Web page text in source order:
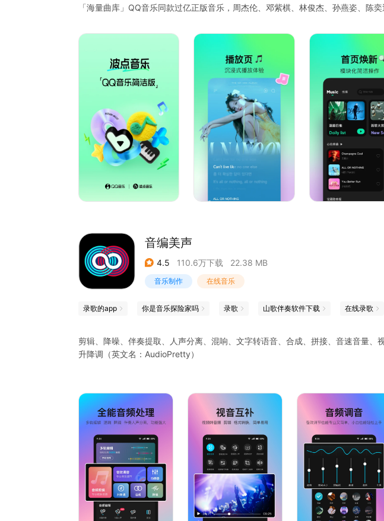
「海量曲库」QQ音乐同款过亿正版音乐，周杰伦、邓紫棋、林俊杰、孙燕姿、陈
摇滚，从大众流行到小众宝藏、从新歌热歌到怀旧金曲，为你的耳朵带来一场舒适
「极简操作」一键进入即可听歌，免去找歌烦恼！
「心流音乐推荐」比你自己更了解你的音乐口味，为你的听觉过程频频制造惊喜！
「趣味电台」24小时音乐场景电台应用，从学习到睡眠、从通勤、跑步到开车、
间线；更有学习自习室，让顶流艺人陪你一起沉浸学习！
「潮酷播放器」追星小神器，用贴纸谷子装扮自己的播放器，你粉谁一目了然；
「沉浸式音乐背景」用你的视频故事作为音乐视频，让自己沉浸在音乐的氛围中，
音编美声
4.5 110.6万下载 22.38 MB
音乐制作 在线音乐
录歌的app 你是音乐探险家吗 录歌 山歌伴奏软件下载 在线录歌
剪辑、降噪、伴奏提取、人声分离、混响、文字转语音、合成、拼接、音速音量、
升降调（英文名：AudioPretty）
【歌曲合成】：背景音乐与人声混合
【剪辑】：剪辑部分音频或删除音频部分
【音效】：加音效，如和声/混响/高低音/黑胶唱片/音乐厅/录音棚等
【伴奏提取】：完美分离音乐中伴奏和人声
【拼接】：不同音轨拼接成为一个连续的音频
【自然音效】：音效素材免费下载，如鸟叫/猫叫/流水/昆虫/乐器/铃声等
【录音】：录制音频，可以录歌
【格式转换】：全能音视频格式转换
【降噪】：消除类似于嘶嘶、嗡嗡的声音或白噪音，让音频清晰。100个降噪级别
【视频】：视频取音频、音视频合并、视频剪辑，视频压缩，擦除水印